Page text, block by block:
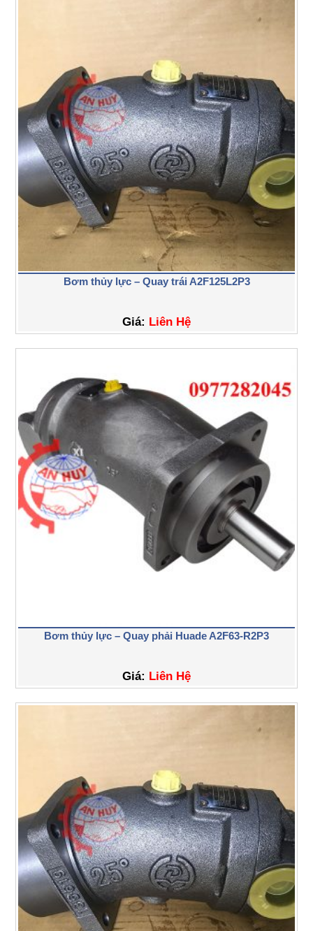
Bơm thủy lực – Quay trái A2F125L2P3
Giá: Liên Hệ
Bơm thủy lực – Quay phải Huade A2F63-R2P3
Giá: Liên Hệ